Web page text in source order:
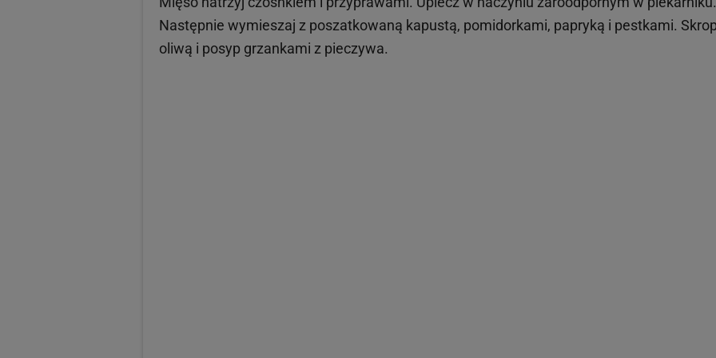
Następnie wymieszaj z poszatkowaną kapustą, pomidorkami, papryką i pestkami.
oliwą i posyp grzankami z pieczywa.